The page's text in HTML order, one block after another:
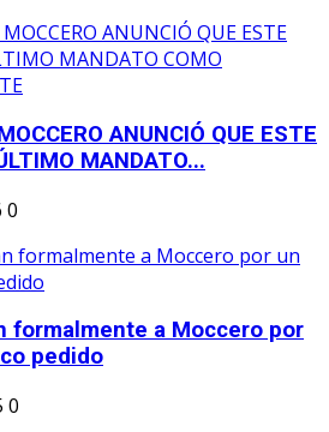
ANUNCIÓ QUE ESTE
MANDATO...
0
formalmente a Moccero por
pedido
0